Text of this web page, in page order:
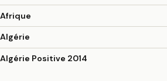
Afrique
Algérie
Algérie Positive 2014